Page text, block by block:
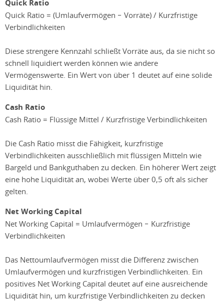
Quick Ratio
Quick Ratio = (Umlaufvermögen − Vorräte) / Kurzfristige
Verbindlichkeiten
Diese strengere Kennzahl schließt Vorräte aus, da sie nicht so
schnell liquidiert werden können wie andere
Vermögenswerte. Ein Wert von über 1 deutet auf eine solide
Liquidität hin.
Cash Ratio
Cash Ratio = Flüssige Mittel / Kurzfristige Verbindlichkeiten
Die Cash Ratio misst die Fähigkeit, kurzfristige
Verbindlichkeiten ausschließlich mit flüssigen Mitteln wie
Bargeld und Bankguthaben zu decken. Ein höherer Wert zeigt
eine hohe Liquidität an, wobei Werte über 0,5 oft als sicher
gelten.
Net Working Capital
Net Working Capital = Umlaufvermögen − Kurzfristige
Verbindlichkeiten
Das Nettoumlaufvermögen misst die Differenz zwischen
Umlaufvermögen und kurzfristigen Verbindlichkeiten. Ein
positives Net Working Capital deutet auf eine ausreichende
Liquidität hin, um kurzfristige Verbindlichkeiten zu decken